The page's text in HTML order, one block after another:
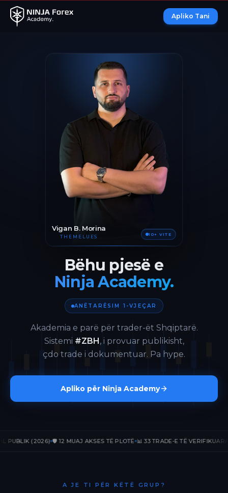
Apliko Tani
Vigan B. Morina
THEMELUES 10+ VITE
Bëhu pjesë e
Ninja Academy.
ANËTARËSIM 1-VJEÇAR
Akademia e parë për trader-ët Shqiptarë.
Sistemi #ZBH, i provuar publikisht,
çdo trade i dokumentuar. Pa hype.
Apliko për Ninja Academy
(2026) 🛡️ 12 MUAJ AKSES TË PLOTË 📊 33 TRADE-E TË VERIFIKUARA 📈
A JE TI PËR KËTË GRUP?